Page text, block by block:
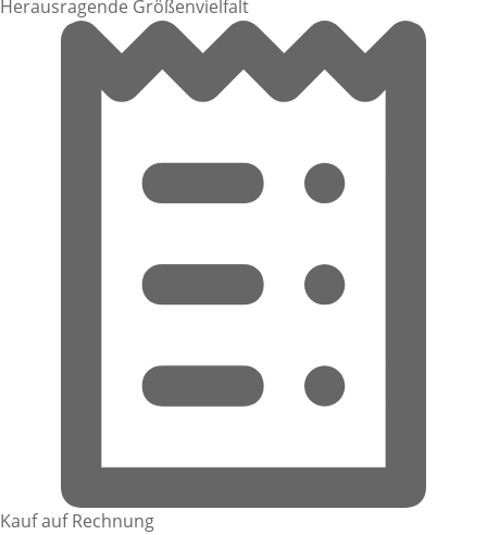
Herausragende Größenvielfalt
Kauf auf Rechnung